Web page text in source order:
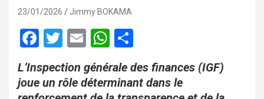
23/01/2026 Jimmy BOKAMA
F
ce
b
T
wi
tt
er
E
m
ail
W
at
s
ar
ta
g
L’Inspection générale des finances (IGF)
joue un rôle déterminant dans le